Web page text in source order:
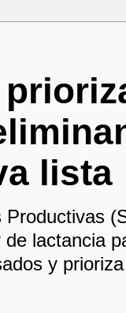
lista
lactancia
y